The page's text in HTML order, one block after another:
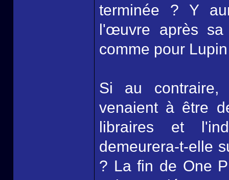
terminée ? Y
l'œuvre après
comme pour
Si au contraire,
venaient à être
libraires et
demeurera-t-elle
? La fin de One